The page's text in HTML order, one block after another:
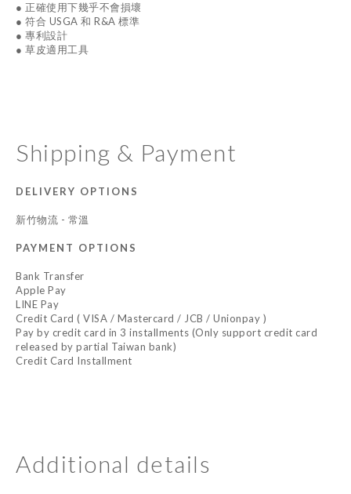
● 正確使用下幾乎不會損壞
● 符合 USGA 和 R&A 標準
● 專利設計
● 草皮適用工具
Shipping & Payment
DELIVERY OPTIONS
新竹物流 - 常溫
PAYMENT OPTIONS
Bank Transfer
Apple Pay
LINE Pay
Credit Card ( VISA / Mastercard / JCB / Unionpay )
Pay by credit card in 3 installments (Only support credit card
released by partial Taiwan bank)
Credit Card Installment
Additional details